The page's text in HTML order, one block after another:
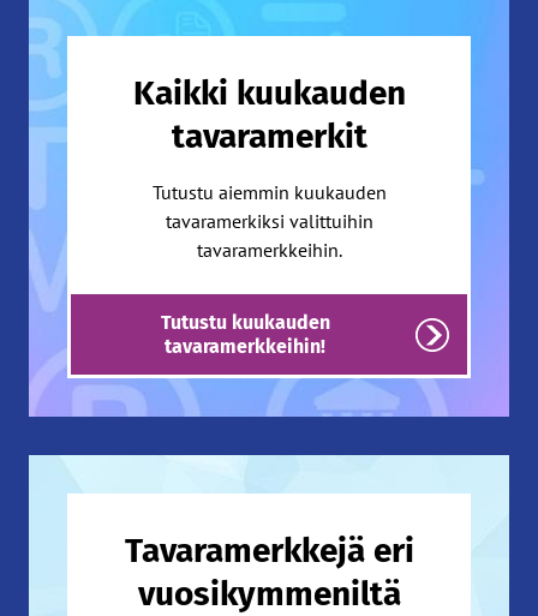
Kaikki kuukauden
tavaramerkit
Tutustu aiemmin kuukauden
tavaramerkiksi valittuihin
tavaramerkkeihin.
Tutustu kuukauden
tavaramerkkeihin!
Tavaramerkkejä eri
vuosikymmeniltä